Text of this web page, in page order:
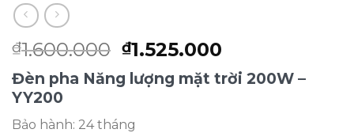
₫1.600.000 Giá
gốc
là:
₫1.525.000
hiện
tại
Đèn pha Năng lượng mặt trời 200W –
YY200
Bảo hành: 24 tháng